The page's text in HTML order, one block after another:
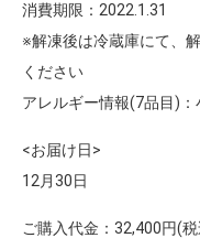
消費期限：2022.1.31
※解凍後は冷蔵庫にて、
ください
アレルギー情報(7品目)
<お届け日>
12月30日
ご購入代金：32,400円(